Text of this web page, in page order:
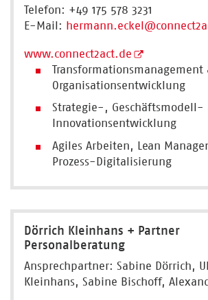
Telefon: +49 175 578 3231
E-Mail: hermann.eckel
www.connect2act.de
Transformationsmanagement
Organisationsentwicklung
Strategie-, Geschäftsmodell-
Innovationsentwicklung
Agiles Arbeiten, Lean
Prozess-Digitalisierung
Dörrich Kleinhans + Partner
Personalberatung
Ansprechpartner: Sabine Dörrich,
Kleinhans, Sabine Bischoff,